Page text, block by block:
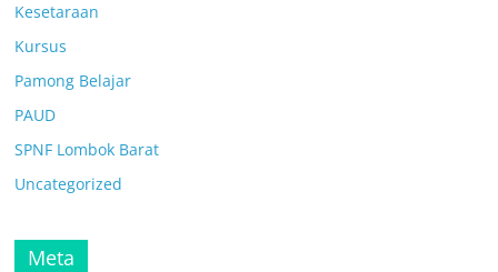
Kesetaraan
Kursus
Pamong Belajar
PAUD
SPNF Lombok Barat
Uncategorized
Meta